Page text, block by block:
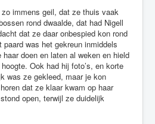
immens geil, dat ze thuis vaak
rond dwaalde, dat had Nigell
dat ze daar onbespied kon rond
was het gekreun inmiddels
doen en laten al weken en hield
Ook had hij foto’s, en korte
was ze gekleed, maar je kon
dat ze klaar kwam op haar
open, terwijl ze duidelijk